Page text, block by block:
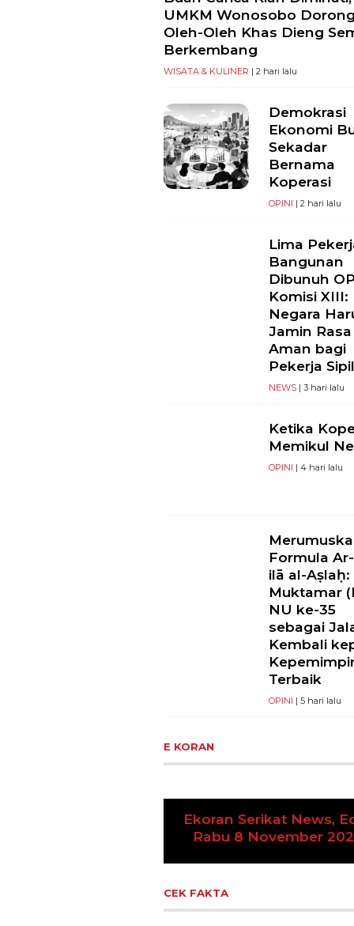
UMKM Wonosobo Dorong
Oleh-Oleh Khas Dieng
Berkembang
WISATA & KULINER | 2 hari lalu
Demokrasi
Ekonomi
Sekadar
Bernama
Koperasi
OPINI | 2 hari lalu
Lima
Bangunan
Dibunuh
Komisi XIII:
Negara
Jamin Rasa
Aman bagi
Pekerja Sipil
NEWS | 3 hari lalu
Ketika
Memikul
OPINI | 4 hari lalu
Formula Ar-
ilā al-Aṣlaḥ:
Muktamar
NU ke-35
sebagai
Kembali
Terbaik
OPINI | 5 hari lalu
E KORAN
Ekoran Serikat News,
Rabu 8 November
Previous
CEK FAKTA